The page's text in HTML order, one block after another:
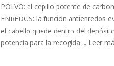
POLVO: el cepillo potente de
ENREDOS: la función antienredos
el cabello quede dentro del
potencia para la recogida ... Leer